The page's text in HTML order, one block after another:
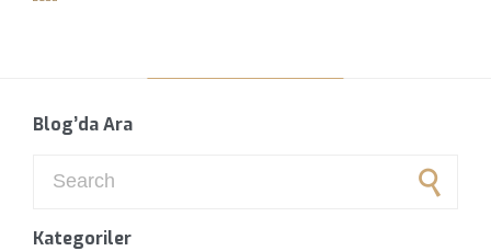
Blog’da Ara
Kategoriler